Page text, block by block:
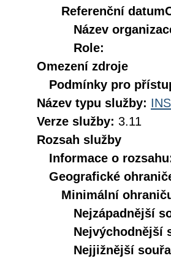
Referenční datum
Název
Role:
Omezení zdroje
Podmínky pro
Název typu služby:
Verze služby: 3.11
Rozsah služby
Informace o
Geografické
Minimální
Nejzápadnější
Nejvýchodnější
Nejjižnější